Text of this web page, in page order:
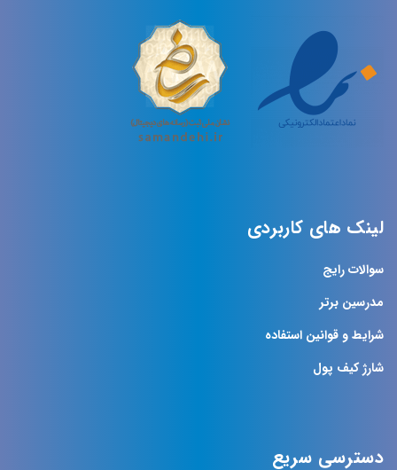
لینک های کاربردی
سوالات رایج
مدرسین برتر
شرایط و قوانین استفاده
شارژ کیف پول
دسترسی سریع